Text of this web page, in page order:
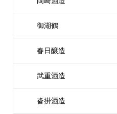
御湖鶴
春日醸造
武重酒造
沓掛酒造